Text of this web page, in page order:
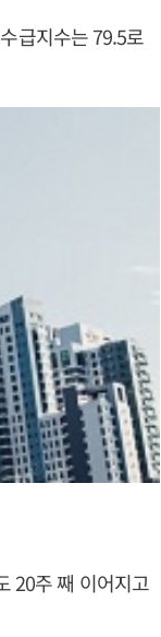
급지수는 79.5로
20주 째 이어지고